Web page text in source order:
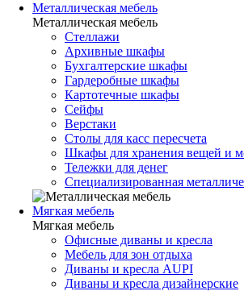
Металлическая мебель
Металлическая мебель
Стеллажи
Архивные шкафы
Бухгалтерские шкафы
Гардеробные шкафы
Картотечные шкафы
Сейфы
Верстаки
Столы для касс пересчета
Шкафы для хранения вещей и
Тележки для денег
Специализированная
Мягкая мебель
Мягкая мебель
Офисные диваны и кресла
Мебель для зон отдыха
Диваны и кресла AUPI
Диваны и кресла дизайнерские